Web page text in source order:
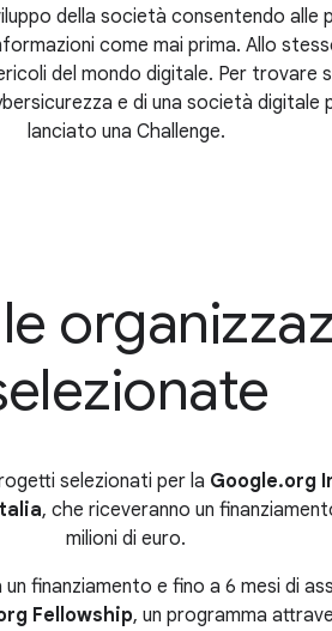
della società consentendo alle
come mai prima. Allo
del mondo digitale. Per trovare
e di una società digitale
lanciato una Challenge.
selezionati per la Google.org
, che riceveranno un
milioni di euro.
finanziamento e fino a 6 mesi di
Fellowship, un programma